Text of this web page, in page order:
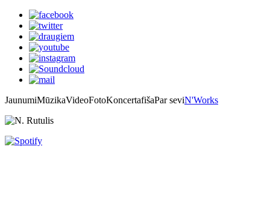
JaunumiMūzikaVideoFotoKoncertafišaPar seviN'Works